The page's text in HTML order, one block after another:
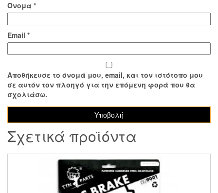
Όνομα *
Email *
Αποθήκευσε το όνομά μου, email, και τον ιστότοπο μου
σε αυτόν τον πλοηγό για την επόμενη φορά που θα
σχολιάσω.
Σχετικά προϊόντα